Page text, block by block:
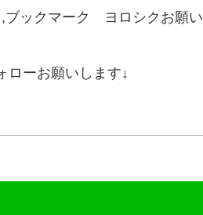
ックマーク ヨロシクお願い
ローお願いします↓